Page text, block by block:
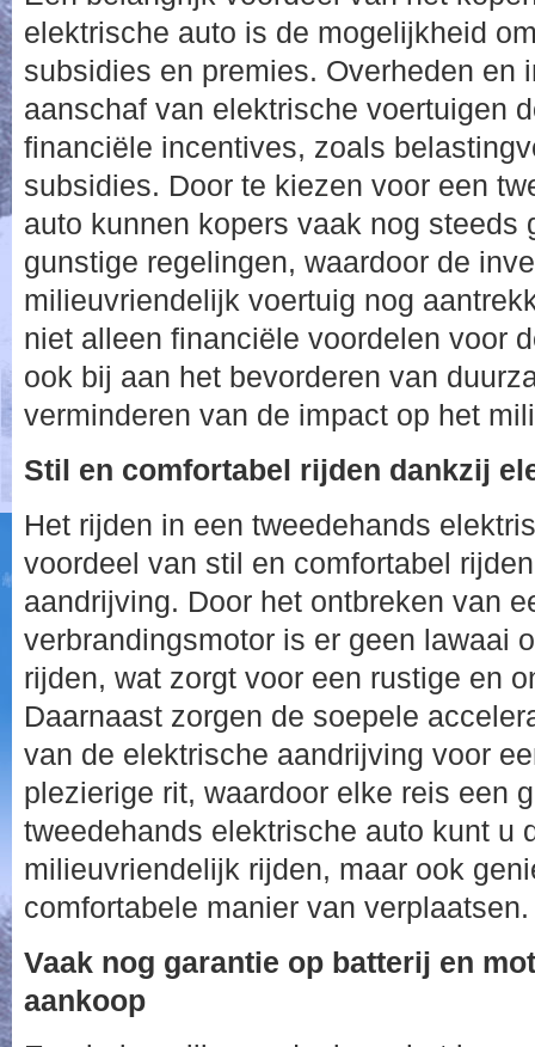
elektrische auto is de mogelijkheid
subsidies en premies. Overheden en
aanschaf van elektrische voertuigen
financiële incentives, zoals
subsidies. Door te kiezen voor een
auto kunnen kopers vaak nog steeds
gunstige regelingen, waardoor de
milieuvriendelijk voertuig nog
niet alleen financiële voordelen voor
ook bij aan het bevorderen van
verminderen van de impact op het
Stil en comfortabel rijden dankzij
Het rijden in een tweedehands
voordeel van stil en comfortabel
aandrijving. Door het ontbreken van
verbrandingsmotor is er geen lawaai
rijden, wat zorgt voor een rustige en
Daarnaast zorgen de soepele
van de elektrische aandrijving voor
plezierige rit, waardoor elke reis een
tweedehands elektrische auto kunt u
milieuvriendelijk rijden, maar ook
comfortabele manier van verplaatsen.
Vaak nog garantie op batterij en
aankoop